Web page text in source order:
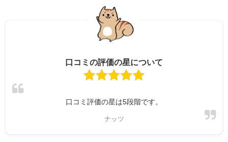
口コミの評価の星について
口コミ評価の星は5段階です。
ナッツ